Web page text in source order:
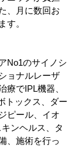
、月に数回お
す。
No1のサイノシ
ョナルレーザ
療でIPL機器、
トックス、ダー
ピール、イオ
ンヘルス、タ
、施術を行っ